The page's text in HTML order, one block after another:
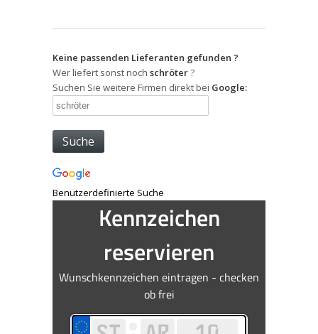
Keine passenden Lieferanten gefunden ?
Wer liefert sonst noch schröter?
Suchen Sie weitere Firmen direkt bei Google:
Benutzerdefinierte Suche